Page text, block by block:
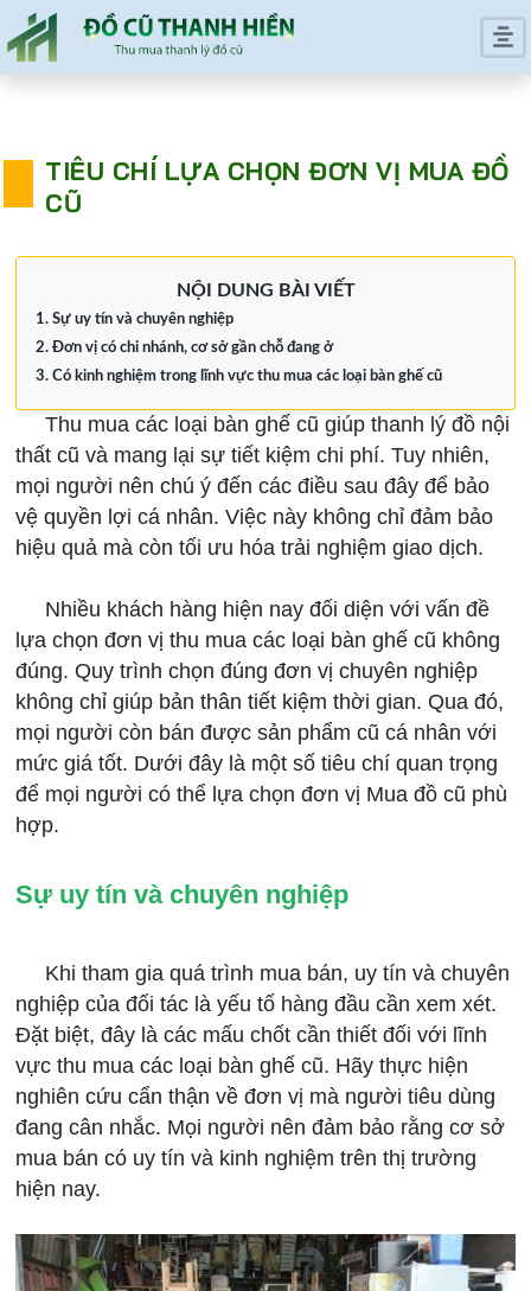
TIÊU CHÍ LỰA CHỌN ĐƠN VỊ MUA ĐỒ
CŨ
NỘI DUNG BÀI VIẾT
Sự uy tín và chuyên nghiệp
Đơn vị có chi nhánh, cơ sở gần chỗ đang ở
Có kinh nghiệm trong lĩnh vực thu mua các loại bàn ghế cũ
Thu mua các loại bàn ghế cũ giúp thanh lý đồ nội
thất cũ và mang lại sự tiết kiệm chi phí. Tuy nhiên,
mọi người nên chú ý đến các điều sau đây để bảo
vệ quyền lợi cá nhân. Việc này không chỉ đảm bảo
hiệu quả mà còn tối ưu hóa trải nghiệm giao dịch.
Nhiều khách hàng hiện nay đối diện với vấn đề
lựa chọn đơn vị thu mua các loại bàn ghế cũ không
đúng. Quy trình chọn đúng đơn vị chuyên nghiệp
không chỉ giúp bản thân tiết kiệm thời gian. Qua đó,
mọi người còn bán được sản phẩm cũ cá nhân với
mức giá tốt. Dưới đây là một số tiêu chí quan trọng
để mọi người có thể lựa chọn đơn vị Mua đồ cũ phù
hợp.
Sự uy tín và chuyên nghiệp
Khi tham gia quá trình mua bán, uy tín và chuyên
nghiệp của đối tác là yếu tố hàng đầu cần xem xét.
Đặt biệt, đây là các mấu chốt cần thiết đối với lĩnh
vực thu mua các loại bàn ghế cũ. Hãy thực hiện
nghiên cứu cẩn thận về đơn vị mà người tiêu dùng
đang cân nhắc. Mọi người nên đảm bảo rằng cơ sở
mua bán có uy tín và kinh nghiệm trên thị trường
hiện nay.